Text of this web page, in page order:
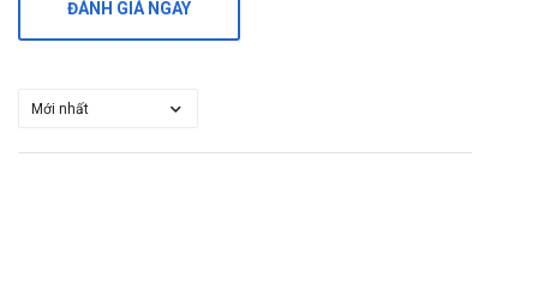
ĐÁNH GIÁ NGAY